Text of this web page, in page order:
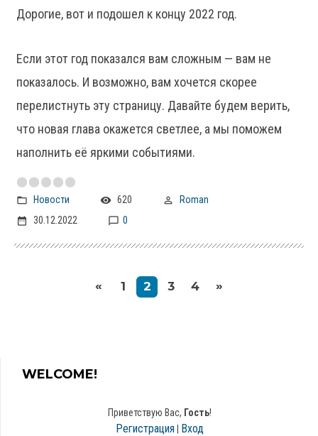
Дорогие, вот и подошел к концу 2022 год.
Если этот год показался вам сложным — вам не
показалось. И возможно, вам хочется скорее
перелистнуть эту страницу. Давайте будем верить,
что новая глава окажется светлее, а мы поможем
наполнить её яркими событиями.
Новости 620
Roman
30.12.2022
0
« 1 2 3 4 »
WELCOME!
Приветствую Вас, Гость!
Регистрация| Вход